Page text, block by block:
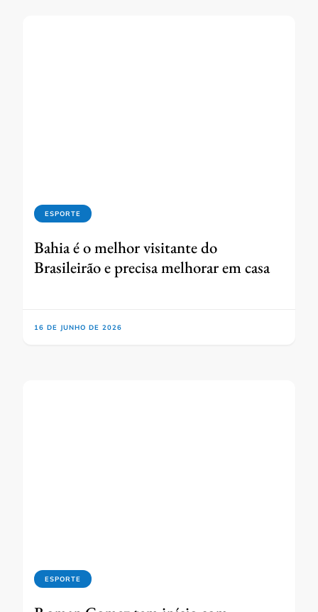
ESPORTE
Bahia é o melhor visitante do
Brasileirão e precisa melhorar em casa
16 DE JUNHO DE 2026
ESPORTE